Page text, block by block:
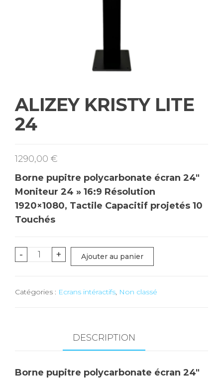
ALIZEY KRISTY LITE
24
1290,00 €
Borne pupitre polycarbonate écran 24″
Moniteur 24 » 16:9 Résolution
1920×1080, Tactile Capacitif projetés 10
Touchés
-
quantité
KRISTY
+ Ajouter au panier
Catégories : Ecrans intéractifs, Non classé
DESCRIPTION
Borne pupitre polycarbonate écran 24″